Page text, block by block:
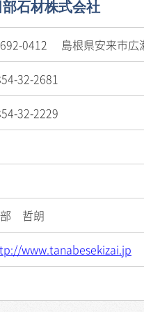
部石材株式会社
0412 島根県安来市広
32-2681
32-2229
哲朗
www.tanabesekizai.jp